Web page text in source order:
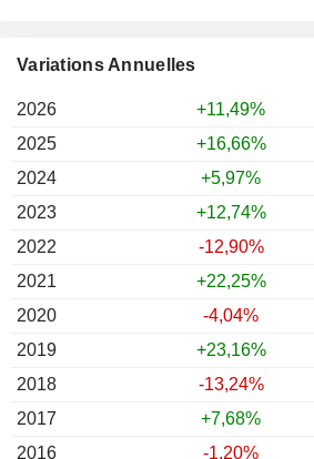
Variations Annuelles
2026
+11,49%
2025
+16,66%
2024
+5,97%
2023
+12,74%
2022
-12,90%
2021
+22,25%
2020
-4,04%
2019
+23,16%
2018
-13,24%
2017
+7,68%
2016
-1,20%